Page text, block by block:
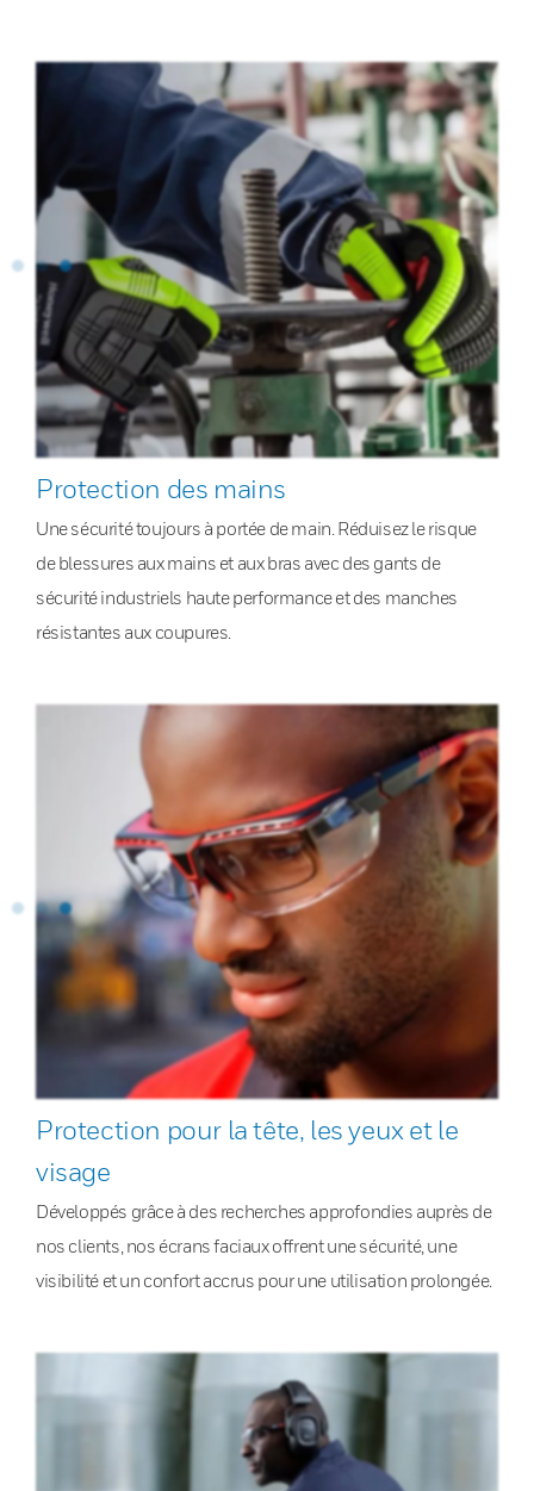
Protection des mains
Une sécurité toujours à portée de main. Réduisez le risque
de blessures aux mains et aux bras avec des gants de
sécurité industriels haute performance et des manches
résistantes aux coupures.
Protection pour la tête, les yeux et le
visage
Développés grâce à des recherches approfondies auprès de
nos clients, nos écrans faciaux offrent une sécurité, une
visibilité et un confort accrus pour une utilisation prolongée.